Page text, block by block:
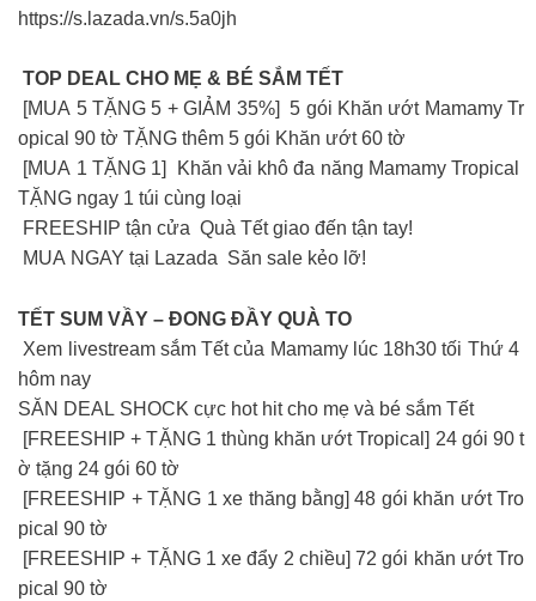
https://s.lazada.vn/s.5a0jh
TOP DEAL CHO MẸ & BÉ SẮM TẾT
[MUA 5 TẶNG 5 + GIẢM 35%] 5 gói Khăn ướt Mamamy Tr
opical 90 tờ TẶNG thêm 5 gói Khăn ướt 60 tờ
[MUA 1 TẶNG 1] Khăn vải khô đa năng Mamamy Tropical
TẶNG ngay 1 túi cùng loại
FREESHIP tận cửa Quà Tết giao đến tận tay!
MUA NGAY tại Lazada Săn sale kẻo lỡ!
TẾT SUM VẦY – ĐONG ĐẦY QUÀ TO
Xem livestream sắm Tết của Mamamy lúc 18h30 tối Thứ 4
hôm nay
SĂN DEAL SHOCK cực hot hit cho mẹ và bé sắm Tết
[FREESHIP + TẶNG 1 thùng khăn ướt Tropical] 24 gói 90 t
ờ tặng 24 gói 60 tờ
[FREESHIP + TẶNG 1 xe thăng bằng] 48 gói khăn ướt Tro
pical 90 tờ
[FREESHIP + TẶNG 1 xe đẩy 2 chiều] 72 gói khăn ướt Tro
pical 90 tờ